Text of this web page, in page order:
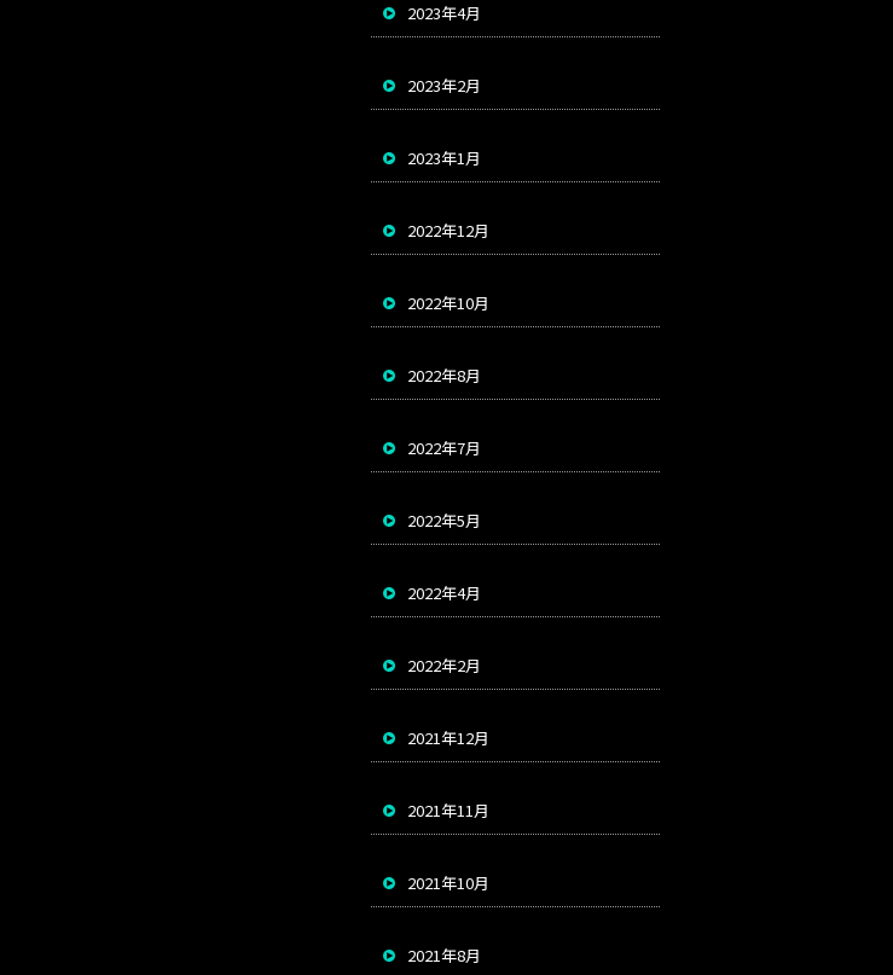
2023年4月
2023年2月
2023年1月
2022年12月
2022年10月
2022年8月
2022年7月
2022年5月
2022年4月
2022年2月
2021年12月
2021年11月
2021年10月
2021年8月